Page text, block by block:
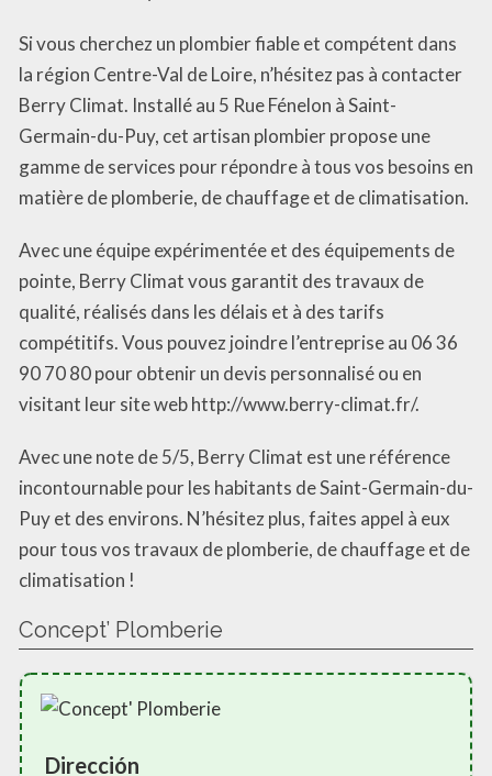
Si vous cherchez un plombier fiable et compétent dans
la région Centre-Val de Loire, n’hésitez pas à contacter
Berry Climat. Installé au 5 Rue Fénelon à Saint-
Germain-du-Puy, cet artisan plombier propose une
gamme de services pour répondre à tous vos besoins en
matière de plomberie, de chauffage et de climatisation.
Avec une équipe expérimentée et des équipements de
pointe, Berry Climat vous garantit des travaux de
qualité, réalisés dans les délais et à des tarifs
compétitifs. Vous pouvez joindre l’entreprise au 06 36
90 70 80 pour obtenir un devis personnalisé ou en
visitant leur site web http://www.berry-climat.fr/.
Avec une note de 5/5, Berry Climat est une référence
incontournable pour les habitants de Saint-Germain-du-
Puy et des environs. N’hésitez plus, faites appel à eux
pour tous vos travaux de plomberie, de chauffage et de
climatisation !
Concept’ Plomberie
Dirección